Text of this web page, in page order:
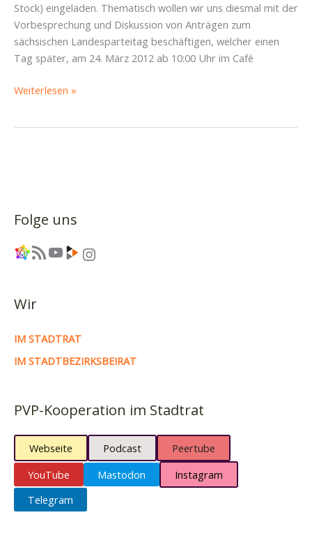
Stock) eingeladen. Thematisch wollen wir uns diesmal mit der
Vorbesprechung und Diskussion von Anträgen zum
sächsischen Landesparteitag beschäftigen, welcher einen
Tag später, am 24. März 2012 ab 10:00 Uhr im Café
Einladung
Weiterlesen »
Folge uns
Link RSS-Feed YouTube Link Instagram
Wir
IM STADTRAT
IM STADTBEZIRKSBEIRAT
PVP-Kooperation im Stadtrat
Webseite Podcast
Peertube
YouTube
Mastodon
Instagram
Telegram